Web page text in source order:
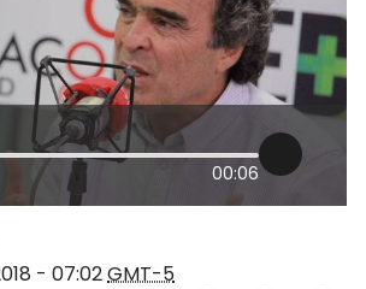
00:06
- 07:02GMT-5